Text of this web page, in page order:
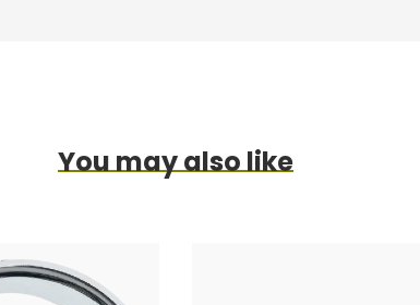
You may also like